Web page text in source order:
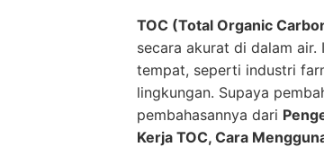
TOC (Total Organic
secara akurat di dalam
tempat, seperti industri
lingkungan. Supaya
pembahasannya dari
Kerja TOC, Cara